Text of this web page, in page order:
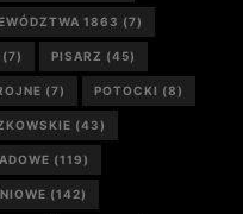
1863 (7)
(7) PISARZ (45)
(7) POTOCKI (8)
(43)
(119)
(142)